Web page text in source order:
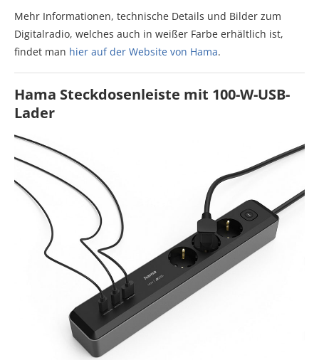
Mehr Informationen, technische Details und Bilder zum
Digitalradio, welches auch in weißer Farbe erhältlich ist,
findet man hier auf der Website von Hama.
Hama Steckdosenleiste mit 100-W-USB-
Lader